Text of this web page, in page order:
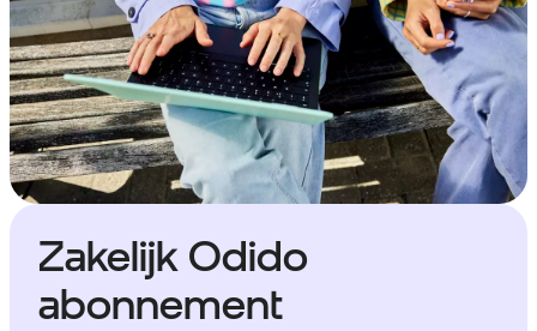
Zakelijk Odido
abonnement